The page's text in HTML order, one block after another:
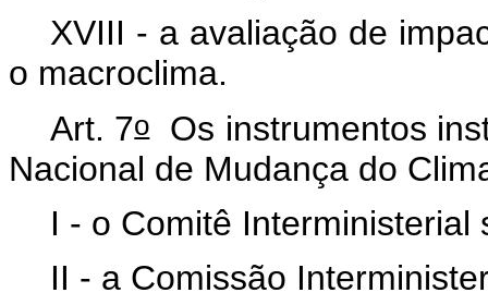
XVIII - a avaliação de
o macroclima.
Art. 7oOs instrumentos
Nacional de Mudança do
I - o Comitê
II - a Comissão